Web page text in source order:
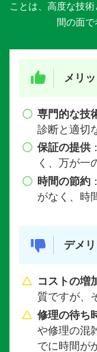
ことは、 高度な技術
間の面で
メリッ
専門的な技
診断と適切
保証の提供
く、万が一
時間の節約
がなく、時
デメ
コストの増
質ですが、
修理の待ち
や修理の混
でに時間が